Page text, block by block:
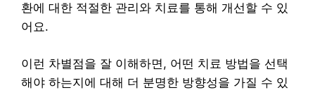
환에 대한 적절한 관리와 치료를 통해 개선할 수 있
어요.
이런 차별점을 잘 이해하면, 어떤 치료 방법을 선택
해야 하는지에 대해 더 분명한 방향성을 가질 수 있